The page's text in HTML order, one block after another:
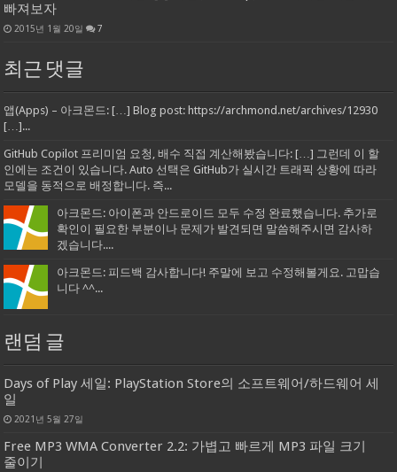
빠져보자
2015년 1월 20일 7
최근 댓글
앱(Apps) – 아크몬드: […] Blog post: https://archmond.net/archives/12930
[…]...
GitHub Copilot 프리미엄 요청, 배수 직접 계산해봤습니다: […] 그런데 이 할
인에는 조건이 있습니다. Auto 선택은 GitHub가 실시간 트래픽 상황에 따라
모델을 동적으로 배정합니다. 즉...
아크몬드: 아이폰과 안드로이드 모두 수정 완료했습니다. 추가로
확인이 필요한 부분이나 문제가 발견되면 말씀해주시면 감사하
겠습니다....
아크몬드: 피드백 감사합니다! 주말에 보고 수정해볼게요. 고맙습
니다 ^^...
랜덤 글
Days of Play 세일: PlayStation Store의 소프트웨어/하드웨어 세
일
2021년 5월 27일
Free MP3 WMA Converter 2.2: 가볍고 빠르게 MP3 파일 크기
줄이기